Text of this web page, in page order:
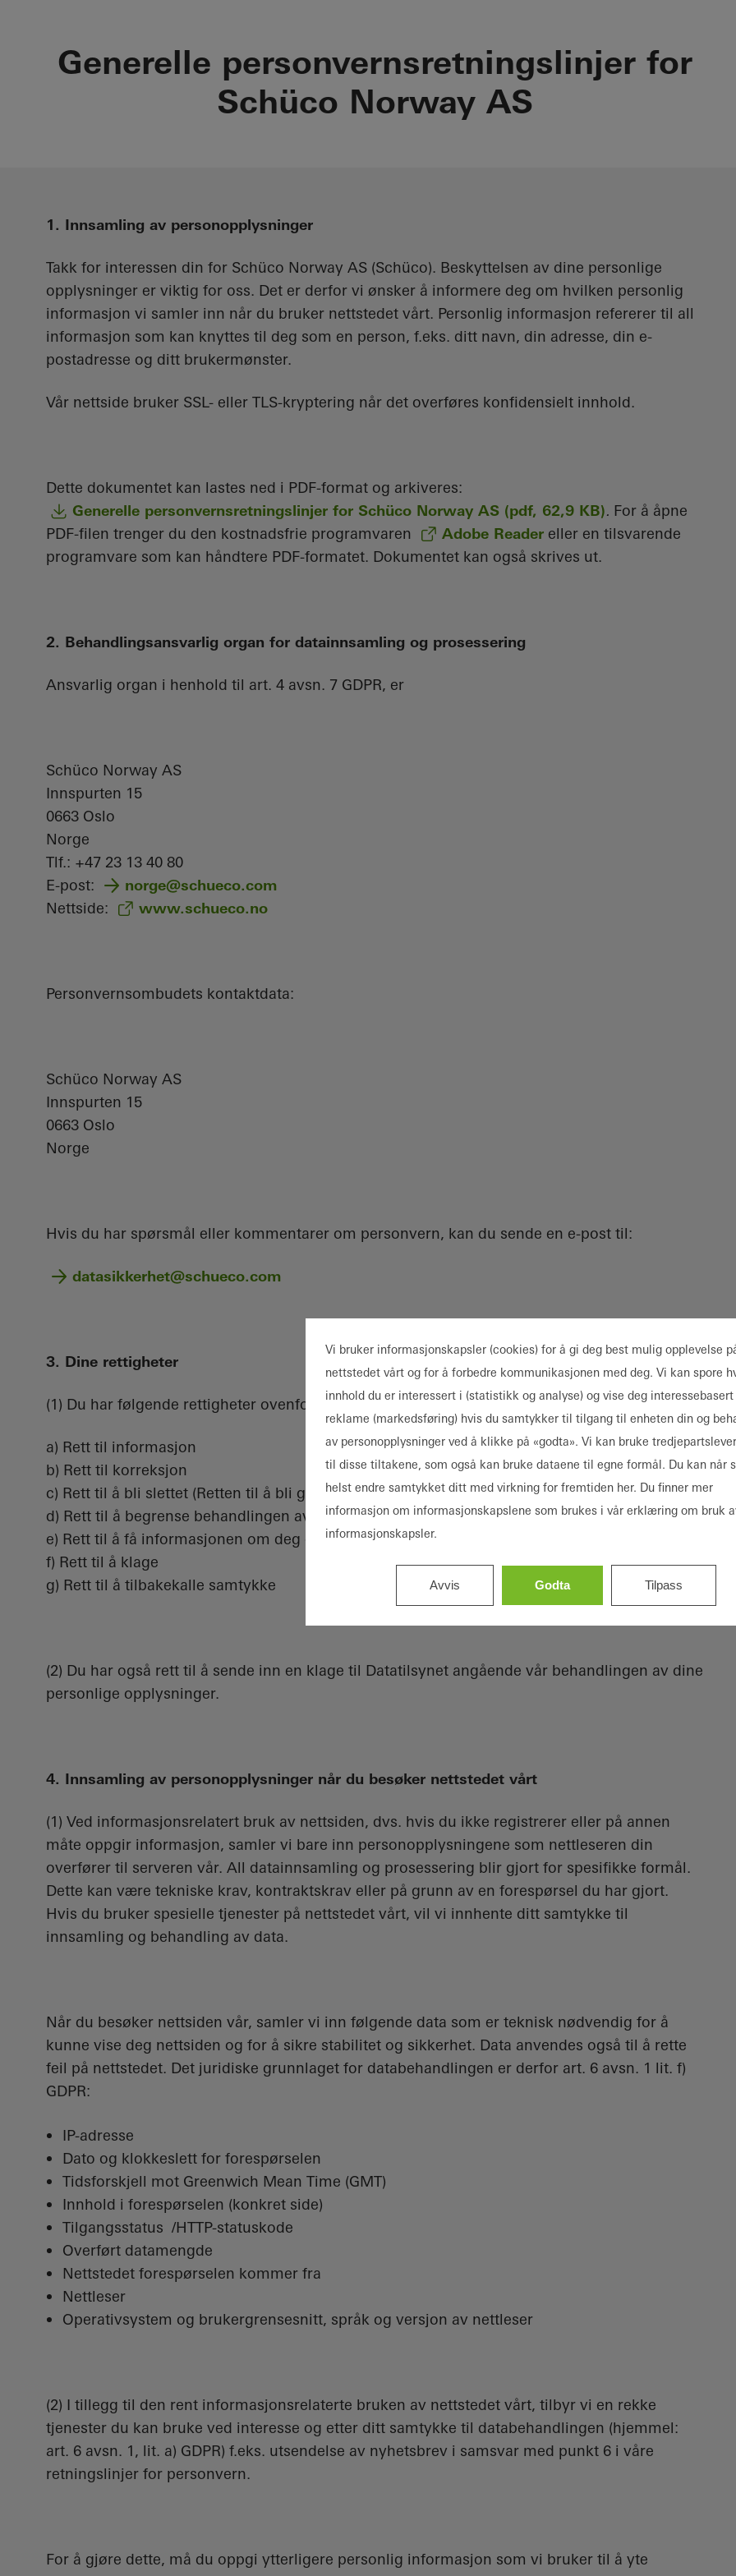
Generelle personvernsretningslinjer for
Schüco Norway AS
1. Innsamling av personopplysninger
Takk for interessen din for Schüco Norway AS (Schüco). Beskyttelsen av dine personlige
opplysninger er viktig for oss. Det er derfor vi ønsker å informere deg om hvilken personlig
informasjon vi samler inn når du bruker nettstedet vårt. Personlig informasjon refererer til all
informasjon som kan knyttes til deg som en person, f.eks. ditt navn, din adresse, din e-
postadresse og ditt brukermønster.
Vår nettside bruker SSL- eller TLS-kryptering når det overføres konfidensielt innhold.
Dette dokumentet kan lastes ned i PDF-format og arkiveres:
Generelle personvernsretningslinjer for Schüco Norway AS (pdf, 62,9 KB). For å åpne
PDF-filen trenger du den kostnadsfrie programvaren
Adobe Reader eller en tilsvarende
programvare som kan håndtere PDF-formatet. Dokumentet kan også skrives ut.
2. Behandlingsansvarlig organ for datainnsamling og prosessering
Ansvarlig organ i henhold til art. 4 avsn. 7 GDPR, er
Schüco Norway AS
Innspurten 15
0663 Oslo
Norge
Tlf.: +47 23 13 40 80
E-post:
norge@schueco.com
Nettside:
www.schueco.no
Personvernsombudets kontaktdata:
Schüco Norway AS
Innspurten 15
0663 Oslo
Norge
Hvis du har spørsmål eller kommentarer om personvern, kan du sende en e-post til:
datasikkerhet@schueco.com
3. Dine rettigheter
(1) Du har følgende rettigheter ovenfor oss vedrørende dine personopplysninger:
a) Rett til informasjon
b) Rett til korreksjon
c) Rett til å bli slettet (Retten til å bli glemt)
d) Rett til å begrense behandlingen av dine personopplysninger
e) Rett til å få informasjonen om deg overført
f) Rett til å klage
g) Rett til å tilbakekalle samtykke
(2) Du har også rett til å sende inn en klage til Datatilsynet angående vår behandlingen av dine
personlige opplysninger.
4. Innsamling av personopplysninger når du besøker nettstedet vårt
(1) Ved informasjonsrelatert bruk av nettsiden, dvs. hvis du ikke registrerer eller på annen
måte oppgir informasjon, samler vi bare inn personopplysningene som nettleseren din
overfører til serveren vår. All datainnsamling og prosessering blir gjort for spesifikke formål.
Dette kan være tekniske krav, kontraktskrav eller på grunn av en forespørsel du har gjort.
Hvis du bruker spesielle tjenester på nettstedet vårt, vil vi innhente ditt samtykke til
innsamling og behandling av data.
Når du besøker nettsiden vår, samler vi inn følgende data som er teknisk nødvendig for å
kunne vise deg nettsiden og for å sikre stabilitet og sikkerhet. Data anvendes også til å rette
feil på nettstedet. Det juridiske grunnlaget for databehandlingen er derfor art. 6 avsn. 1 lit. f)
GDPR:
IP-adresse
Dato og klokkeslett for forespørselen
Tidsforskjell mot Greenwich Mean Time (GMT)
Innhold i forespørselen (konkret side)
Tilgangsstatus /HTTP-statuskode
Overført datamengde
Nettstedet forespørselen kommer fra
Nettleser
Operativsystem og brukergrensesnitt, språk og versjon av nettleser
(2) I tillegg til den rent informasjonsrelaterte bruken av nettstedet vårt, tilbyr vi en rekke
tjenester du kan bruke ved interesse og etter ditt samtykke til databehandlingen (hjemmel:
art. 6 avsn. 1, lit. a) GDPR) f.eks. utsendelse av nyhetsbrev i samsvar med punkt 6 i våre
retningslinjer for personvern.
For å gjøre dette, må du oppgi ytterligere personlig informasjon som vi bruker til å yte
Vi bruker informasjonskapsler (cookies) for å gi deg best mulig opplevelse
nettstedet vårt og for å forbedre kommunikasjonen med deg. Vi kan spore
innhold du er interessert i (statistikk og analyse) og vise deg interessebasert
reklame (markedsføring) hvis du samtykker til tilgang til enheten din og
av personopplysninger ved å klikke på «godta». Vi kan bruke
til disse tiltakene, som også kan bruke dataene til egne formål. Du kan når
helst endre samtykket ditt med virkning for fremtiden her. Du finner mer
informasjon om informasjonskapslene som brukes i vår erklæring om bruk
informasjonskapsler.
Avvis Godta Tilpass